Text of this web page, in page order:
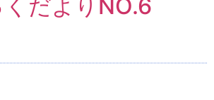
だよりNO.6